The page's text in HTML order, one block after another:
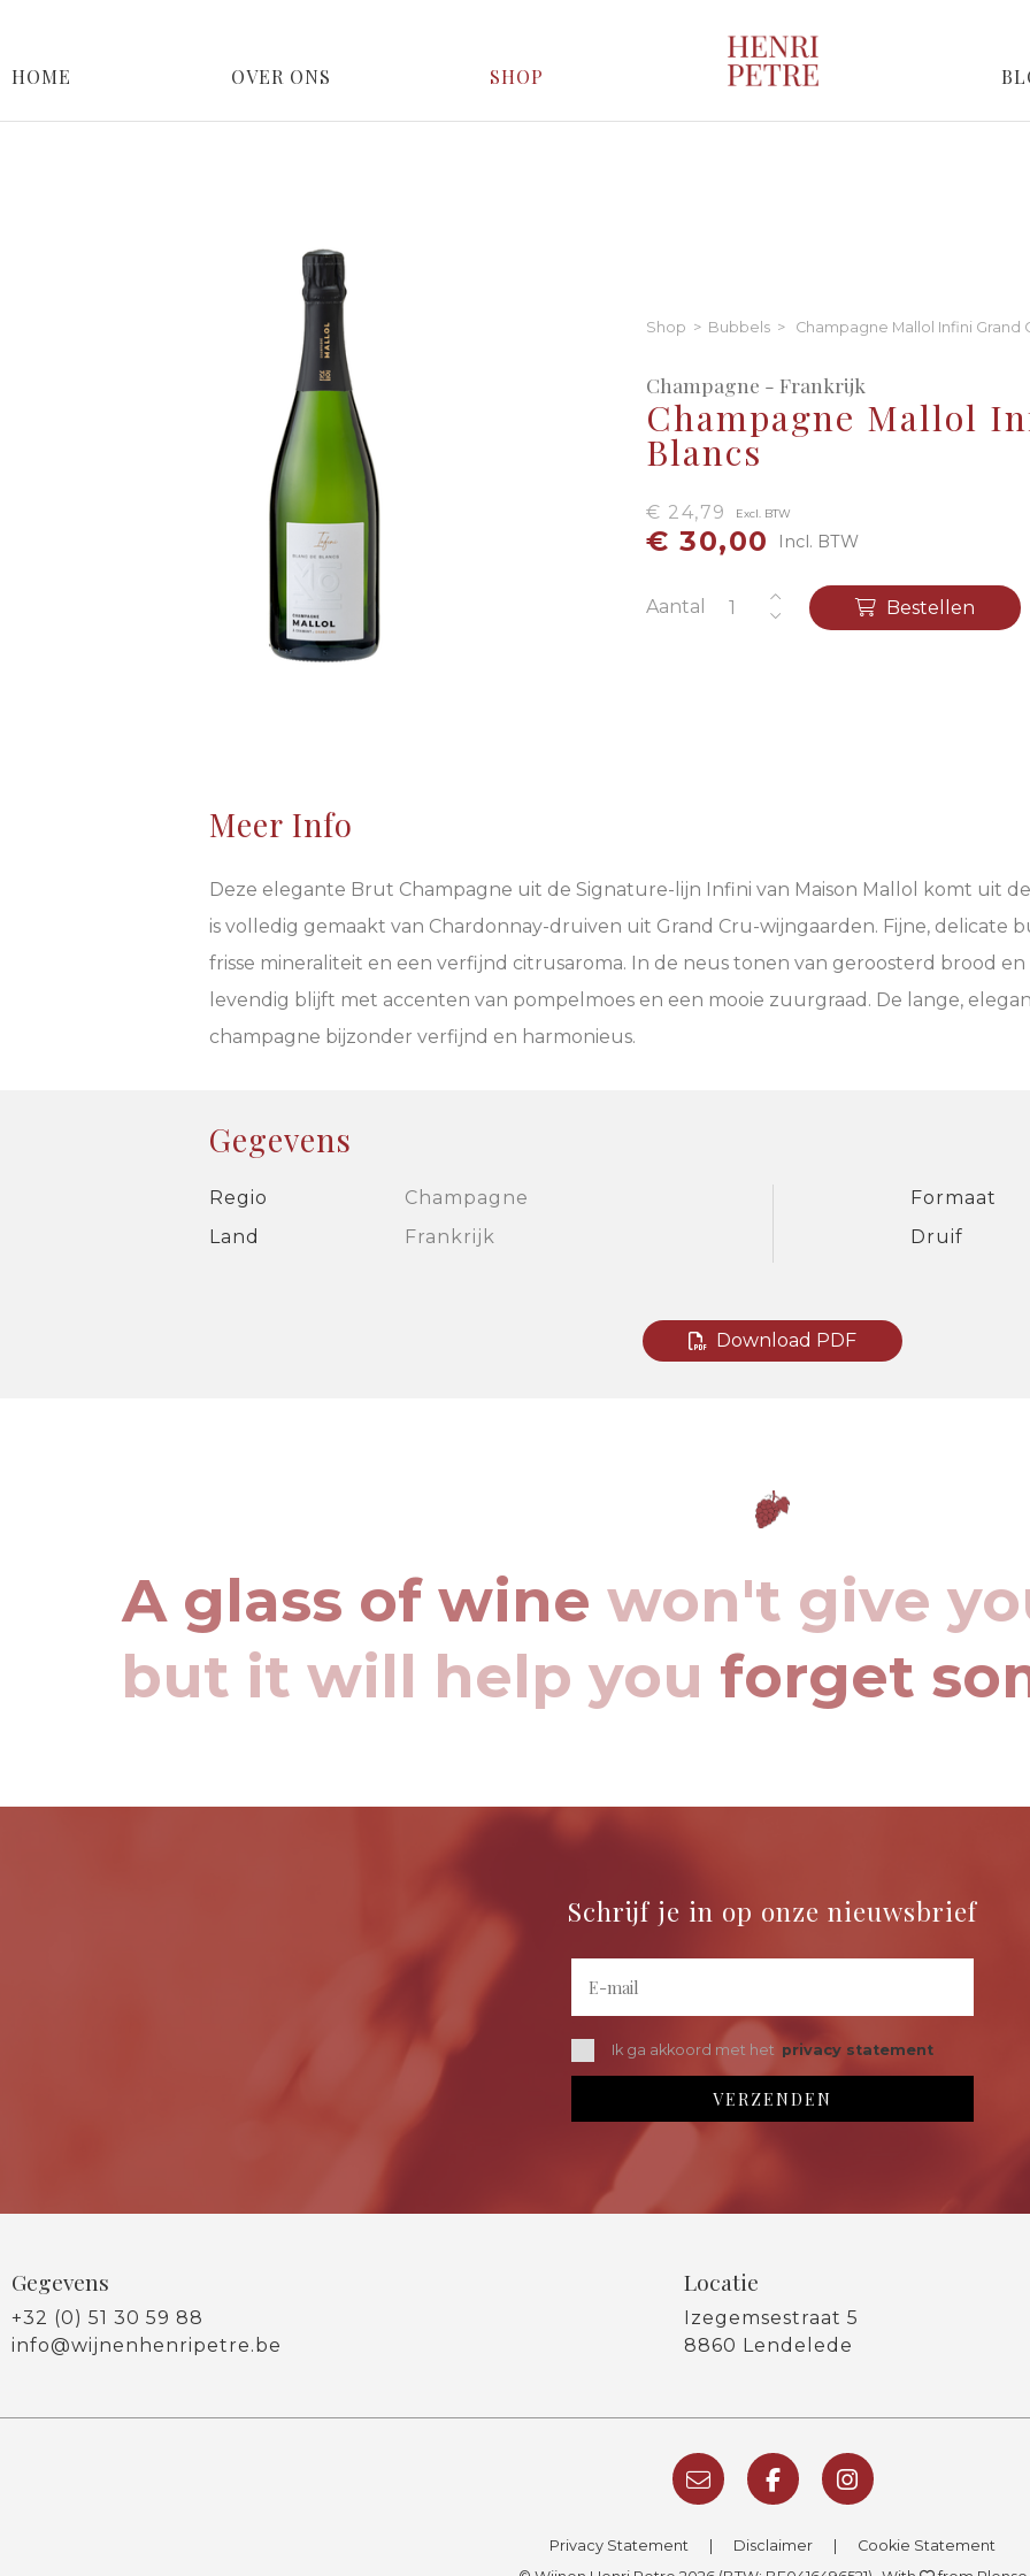
HOME OVER ONS SHOP
Shop > Bubbels > Champagne Mallol Infini Grand
Champagne - Frankrijk
Champagne Mallol
Blancs
€ 24,79 Excl. BTW
€ 30,00 Incl. BTW
Aantal Bestellen
Meer Info
Deze elegante Brut Champagne uit de Signature-lijn Infini van Maison Mallol komt uit
is volledig gemaakt van Chardonnay-druiven uit Grand Cru-wijngaarden. Fijne, delicate
frisse mineraliteit en een verfijnd citrusaroma. In de neus tonen van geroosterd brood
levendig blijft met accenten van pompelmoes en een mooie zuurgraad. De lange,
champagne bijzonder verfijnd en harmonieus.
Gegevens
Regio
Champagne
Land
Frankrijk
Formaat
Druif
Download PDF
A glass of wine won't give
but it will help you forget
Schrijf je in op onze nieuwsbrief
Ik ga akkoord met het privacy statement
Gegevens
+32 (0) 51 30 59 88
info@wijnenhenripetre.be
Locatie
Izegemsestraat 5
8860 Lendelede
Privacy Statement Disclaimer
Cookie Statement